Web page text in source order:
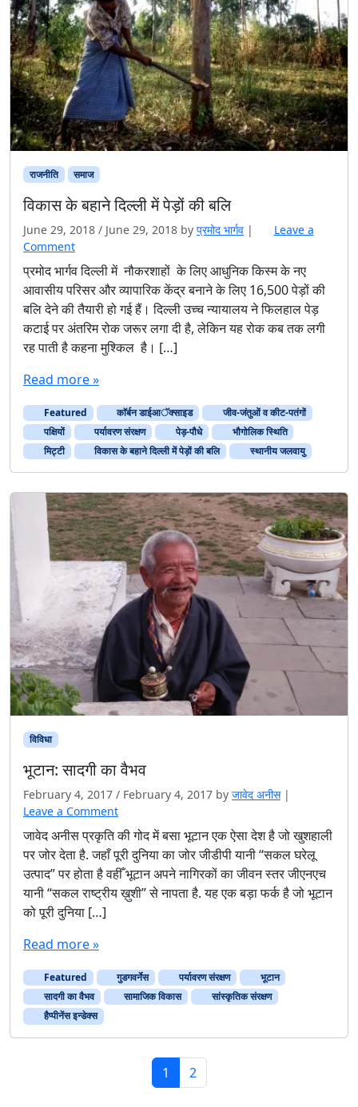
राजनीति समाज
विकास के बहाने दिल्ली में पेड़ों की बलि
June 29, 2018 / June 29, 2018 by प्रमोद भार्गव |
Leave a
Comment
प्रमोद भार्गव दिल्ली में नौकरशाहों के लिए आधुनिक किस्म के नए
आवासीय परिसर और व्यापारिक केंद्र बनाने के लिए 16,500 पेड़ों की
बलि देने की तैयारी हो गई हैं। दिल्ली उच्च न्यायालय ने फिलहाल पेड़
कटाई पर अंतरिम रोक जरूर लगा दी है, लेकिन यह रोक कब तक लगी
रह पाती है कहना मुश्किल है। […]
Read more »
Featured काॅर्बन डाईआॅक्साइड
जीव-जंतुओं व कीट-पतंगों
पक्षियों
पर्यावरण संरक्षण पेड़-पौधे
भौगोलिक स्थिति
मिट्टी
विकास के बहाने दिल्ली में पेड़ों की बलि स्थानीय जलवायु
विविधा
भूटान: सादगी का वैभव
February 4, 2017 / February 4, 2017 by जावेद अनीस |
Leave a Comment
जावेद अनीस प्रकृति की गोद में बसा भूटान एक ऐसा देश है जो खुशहाली
पर जोर देता है. जहाँ पूरी दुनिया का जोर जीडीपी यानी “सकल घरेलू
उत्पाद” पर होता है वहीँ भूटान अपने नागिरकों का जीवन स्तर जीएनएच
यानी “सकल राष्ट्रीय ख़ुशी” से नापता है. यह एक बड़ा फर्क है जो भूटान
को पूरी दुनिया […]
Read more »
Featured गुडगवर्नेस पर्यावरण संरक्षण
भूटान
सादगी का वैभव
सामाजिक विकास
सांस्कृतिक संरक्षण
हैप्पीनेंस इन्डेक्स
Current Page
1 Page
2